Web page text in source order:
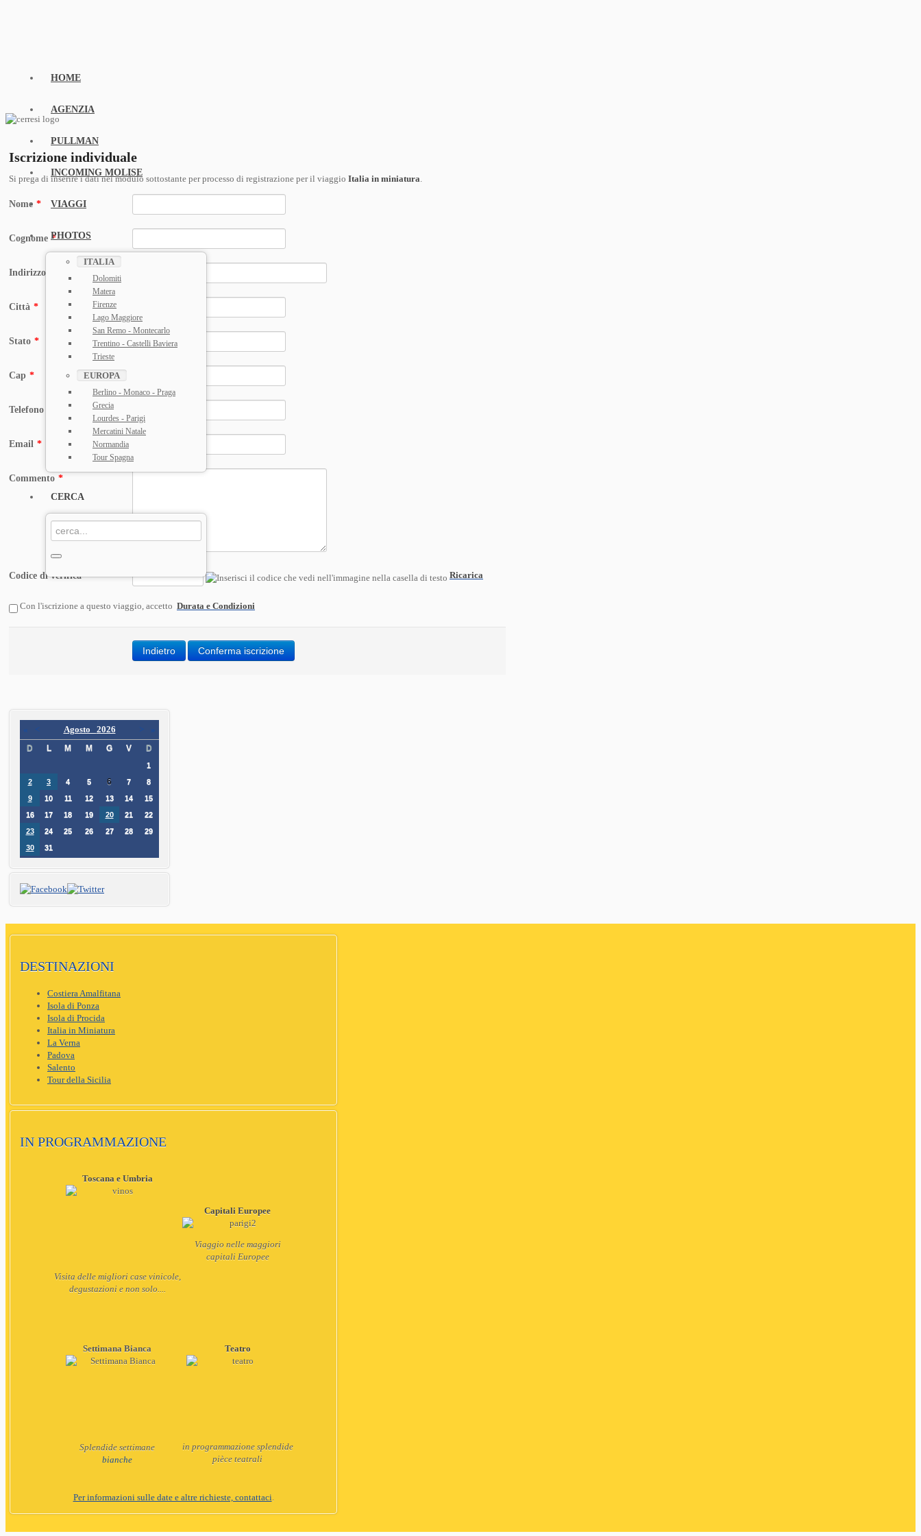
HOME
AGENZIA
PULLMAN
INCOMING MOLISE
VIAGGI
PHOTOS
ITALIA
Dolomiti
Matera
Firenze
Lago Maggiore
San Remo - Montecarlo
Trentino - Castelli Baviera
Trieste
EUROPA
Berlino - Monaco - Praga
Grecia
Lourdes - Parigi
Mercatini Natale
Normandia
Tour Spagna
CERCA
Iscrizione individuale
Si prega di inserire i dati nel modulo sottostante per processo di registrazione per il viaggio Italia in miniatura.
Nome *
Cognome *
Indirizzo
Città *
Stato *
Cap *
Telefono
Email *
Commento *
Codice di verifica * Ricarica
Con l'iscrizione a questo viaggio, accetto Durata e Condizioni
« < Agosto 2026 > »
D L M M G V D
1
2
3 4 5 6 7
8
9
10 11 12 13 14
15
16
17 18 19 20 21
22
23
24 25 26 27 28
29
30
31
DESTINAZIONI
Costiera Amalfitana
Isola di Ponza
Isola di Procida
Italia in Miniatura
La Verna
Padova
Salento
Tour della Sicilia
IN PROGRAMMAZIONE
Toscana e Umbria
Visita delle migliori case vinicole,
degustazioni e non solo....
Capitali Europee
Viaggio nelle maggiori
capitali Europee
Settimana Bianca
Splendide settimane
bianche
Teatro
in programmazione splendide
pièce teatrali
Per informazioni sulle date e altre richieste, contattaci